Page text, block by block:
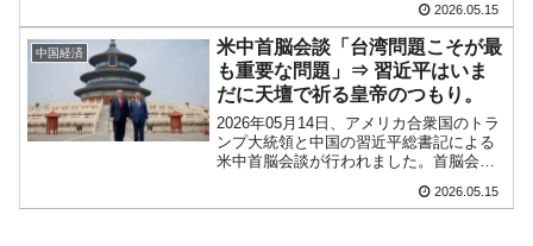
出る「打ち出の小槌」のように考えてい
る節ふしがあり、まさに「ばっかじゃね
ーの」なのですが、またぞろ...
2026.05.15
中国経済
米中首脳会談「台湾問題こそが最
も重要な問題」⇒ 習近平はいま
だに天壇で祈る皇帝のつもり。
2026年05月14日、アメリカ合衆国のトラ
ンプ大統領と中国の習近平総書記による
米中首脳会談が行われました。首脳会談
ました。会談前には4つのレッドラインが
2026.05.15